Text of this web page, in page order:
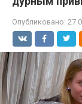
Опубликовано: